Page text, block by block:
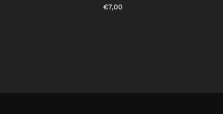
€7,00